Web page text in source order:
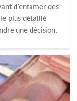
d’entamer des
plus détaillé
une décision.